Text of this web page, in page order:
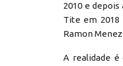
2010 e
Tite em 2018
Ramon
A realidade é